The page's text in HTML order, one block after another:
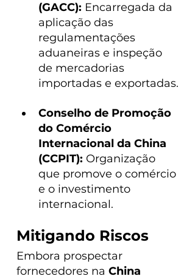
(GACC): Encarregada da
aplicação das
regulamentações
aduaneiras e inspeção
de mercadorias
importadas e exportadas.
Conselho de Promoção
do Comércio
Internacional da China
(CCPIT): Organização
que promove o comércio
e o investimento
internacional.
Mitigando Riscos
Embora prospectar
fornecedores na China